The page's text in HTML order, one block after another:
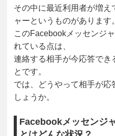
その中に最近利用者が増
ャーというものがあります。
このFacebookメッセンジ
れている点は、
連絡する相手が今応答でき
とです。
では、どうやって相手が
しょうか。
Facebookメッセンジ